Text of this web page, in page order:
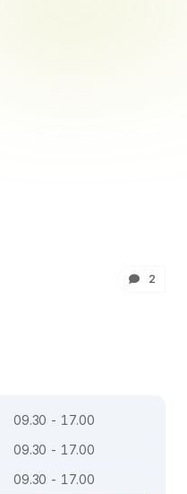
2
09.30 - 17.00
09.30 - 17.00
09.30 - 17.00